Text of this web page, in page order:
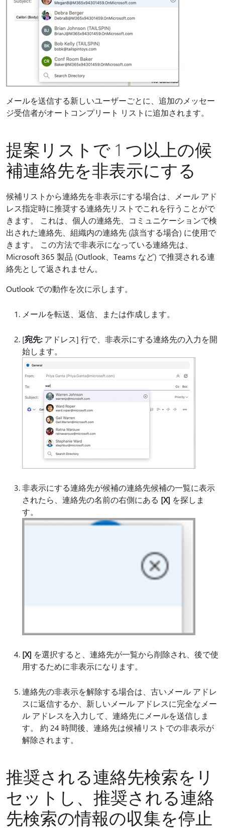
メールを送信する新しいユーザーごとに、追加のメッセー
ジ受信者がオートコンプリート リストに追加されます。
提案リストで 1 つ以上の候
補連絡先を非表示にする
候補リストから連絡先を非表示にする場合は、メール アド
レス指定時に推奨する連絡先リストでこれを行うことがで
きます。 これは、個人の連絡先、コミュニケーションで検
出された連絡先、組織内の連絡先 (該当する場合) に使用で
きます。 この方法で非表示になっている連絡先は、
Microsoft 365 製品 (Outlook、Teams など) で推奨される連
絡先として返されません。
Outlook での動作を次に示します。
メールを転送、返信、または作成します。
[宛先:アドレス] 行で、非表示にする連絡先の入力を開
始します。
非表示にする連絡先が候補の連絡先候補の一覧に表示
されたら、連絡先の名前の右側にある [X] を探しま
す。
[X] を選択すると、連絡先が一覧から削除され、後で使
用するために非表示になります。
連絡先の非表示を解除する場合は、古いメール アドレ
スに返信するか、新しいメール アドレスに完全なメー
ル アドレスを入力して、連絡先にメールを送信しま
す。 約 24 時間後、連絡先は候補リストでの非表示が
解除されます。
推奨される連絡先検索をリ
セットし、推奨される連絡
先検索の情報の収集を停止